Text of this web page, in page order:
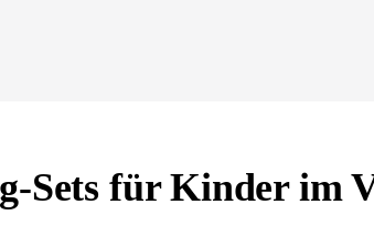
Sets für Kinder im